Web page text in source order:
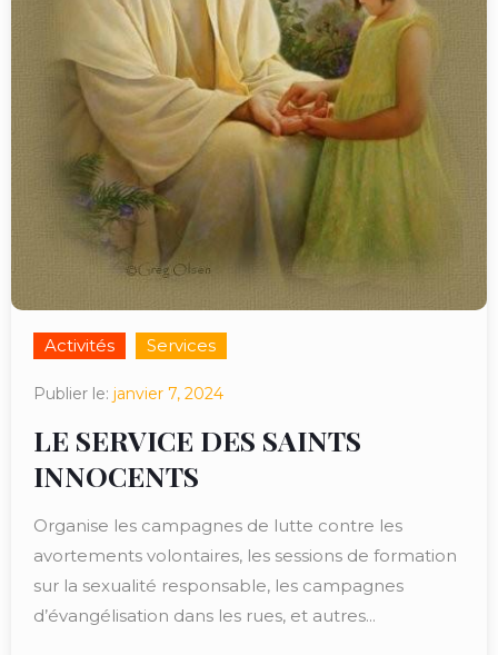
Activités Services
Publier le: janvier 7, 2024
LE SERVICE DES SAINTS
INNOCENTS
Organise les campagnes de lutte contre les
avortements volontaires, les sessions de formation
sur la sexualité responsable, les campagnes
d’évangélisation dans les rues, et autres...